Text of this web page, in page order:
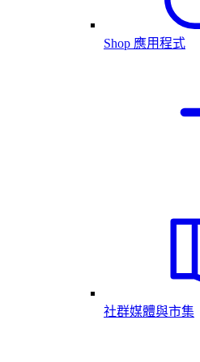
Shop 應用程式
社群媒體與市集